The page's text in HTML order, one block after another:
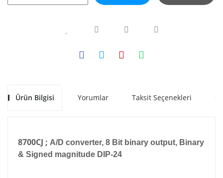
Ürün Bilgisi Yorumlar Taksit Seçenekleri
8700CJ ; A/D converter, 8 Bit binary output, Binary
& Signed magnitude DIP-24